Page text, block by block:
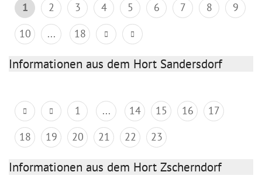
1 2 3 4 5 6 7 8
9
10
... 18
Informationen aus dem Hort Sandersdorf
1 ... 14 15 16
17
18
19 20 21 22 23
Informationen aus dem Hort Zscherndorf